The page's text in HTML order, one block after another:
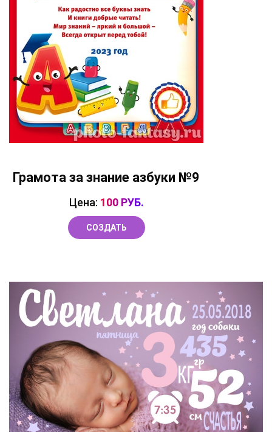
Грамота за знание азбуки №9
Цена: 100 РУБ.
СОЗДАТЬ